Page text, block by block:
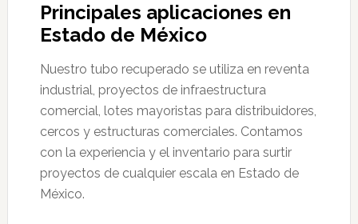
Principales aplicaciones en
Estado de México
Nuestro tubo recuperado se utiliza en reventa
industrial, proyectos de infraestructura
comercial, lotes mayoristas para distribuidores,
cercos y estructuras comerciales. Contamos
con la experiencia y el inventario para surtir
proyectos de cualquier escala en Estado de
México.